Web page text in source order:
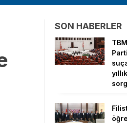
SON HABERLER